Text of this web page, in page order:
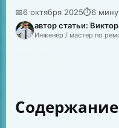
📅6 октября 2025⏱6
автор статьи:
Инженер / мастер по